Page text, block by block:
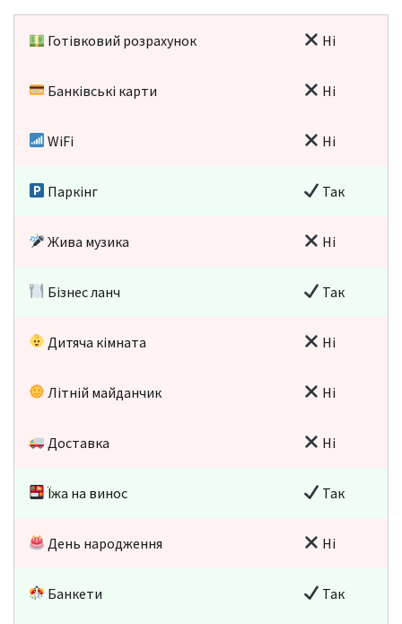
Готівковий розрахунок Ні
Банківські карти Ні
WiFi Ні
Паркінг Так
Жива музика Ні
Бізнес ланч Так
Дитяча кімната Ні
Літній майданчик Ні
Доставка Ні
Їжа на винос Так
День народження Ні
Банкети Так